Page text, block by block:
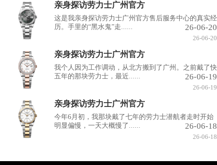
亲身探访劳力士广州官方
这是我亲身探访劳力士广州官方售后服务中心的真实经
历。手里的“黑水鬼”走......
26-06-20
26-06-20
亲身探访劳力士广州官方
我个人因为工作调动，从北方搬到了广州。之前戴了快
五年的那块劳力士，最近......
26-06-19
26-06-19
亲身探访劳力士广州官方
今年6月初，我那块戴了七年的劳力士潜航者走时开始
明显偏慢，一天大概慢了......
26-06-18
26-06-18